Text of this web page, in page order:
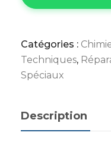
Catégories :
Techniques,
Spéciaux
Description